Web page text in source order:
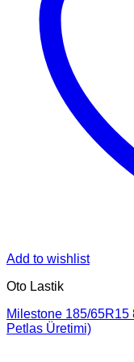
Add to wishlist
Oto Lastik
Milestone 185/65R15
Petlas Üretimi)